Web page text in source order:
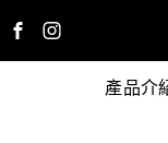
產品介